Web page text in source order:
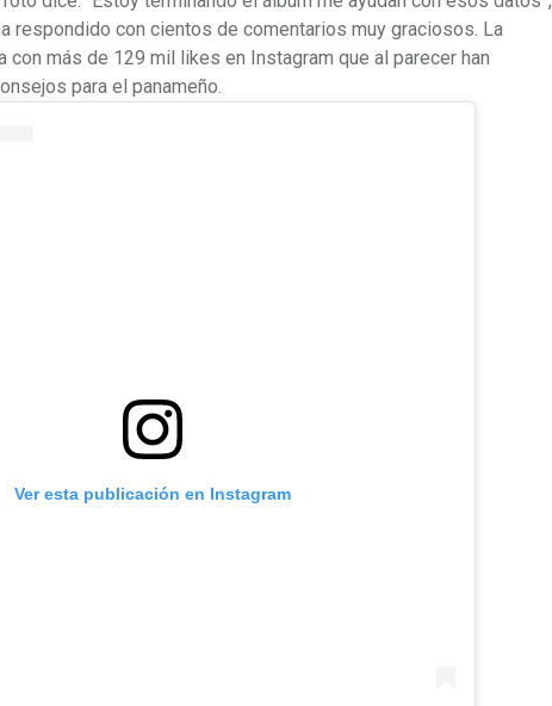
respondido con cientos de comentarios muy graciosos. La
con más de 129 mil likes en Instagram que al parecer han
para el panameño.
Ver esta publicación en Instagram